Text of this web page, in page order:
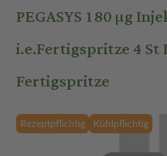
PEGASYS 180 µg
i.e.Fertigspritze 4
Fertigspritze
Rezeptpflichtig Kühlpflichtig